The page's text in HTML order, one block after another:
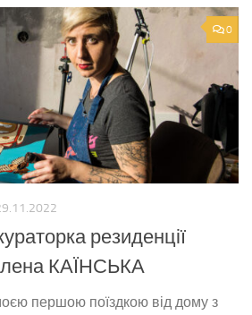
0
резиденції
КАЇНСЬКА
першою поїздкою від дому з